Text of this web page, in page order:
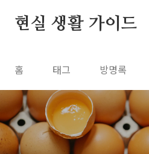
현실 생활 가이드
홈 태그 방명록